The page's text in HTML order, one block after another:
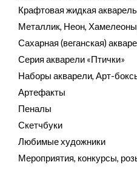
Крафтовая жидкая акварель
Металлик, Неон,
Сахарная (веганская)
Серия акварели «Птички»
Наборы акварели, Арт-
Артефакты
Пеналы
Скетчбуки
Любимые художники
Мероприятия, конкурсы,